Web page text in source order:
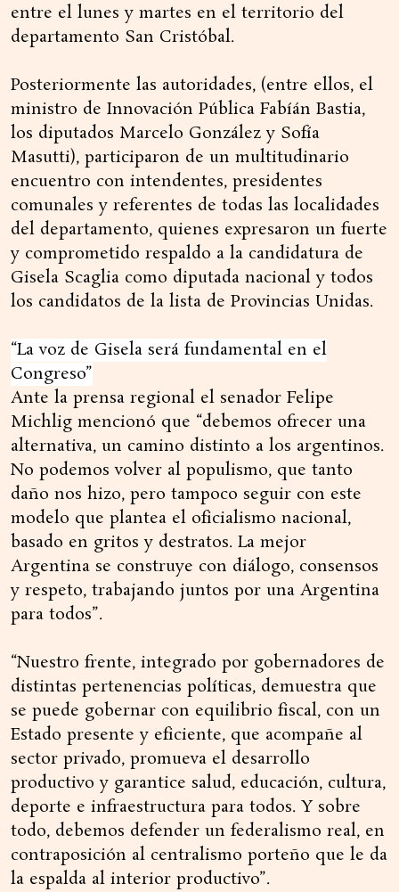
entre el lunes y martes en el territorio del
departamento San Cristóbal.
Posteriormente las autoridades, (entre ellos, el
ministro de Innovación Pública Fabíán Bastia,
los diputados Marcelo González y Sofía
Masutti), participaron de un multitudinario
encuentro con intendentes, presidentes
comunales y referentes de todas las localidades
del departamento, quienes expresaron un fuerte
y comprometido respaldo a la candidatura de
Gisela Scaglia como diputada nacional y todos
los candidatos de la lista de Provincias Unidas.
“La voz de Gisela será fundamental en el
Congreso”
Ante la prensa regional el senador Felipe
Michlig mencionó que “debemos ofrecer una
alternativa, un camino distinto a los argentinos.
No podemos volver al populismo, que tanto
daño nos hizo, pero tampoco seguir con este
modelo que plantea el oficialismo nacional,
basado en gritos y destratos. La mejor
Argentina se construye con diálogo, consensos
y respeto, trabajando juntos por una Argentina
para todos”.
“Nuestro frente, integrado por gobernadores de
distintas pertenencias políticas, demuestra que
se puede gobernar con equilibrio fiscal, con un
Estado presente y eficiente, que acompañe al
sector privado, promueva el desarrollo
productivo y garantice salud, educación, cultura,
deporte e infraestructura para todos. Y sobre
todo, debemos defender un federalismo real, en
contraposición al centralismo porteño que le da
la espalda al interior productivo”.